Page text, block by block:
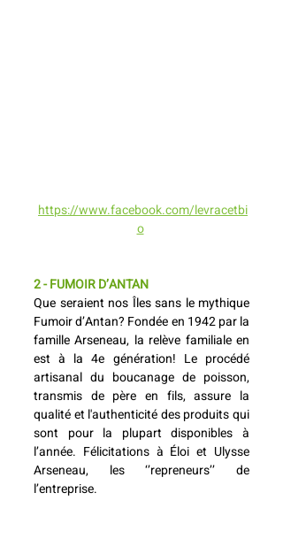
https://www.facebook.com/levracetbi
o
2 - FUMOIR D’ANTAN
Que seraient nos Îles sans le mythique
Fumoir d’Antan? Fondée en 1942 par la
famille Arseneau, la relève familiale en
est à la 4e génération! Le procédé
artisanal du boucanage de poisson,
transmis de père en fils, assure la
qualité et l'authenticité des produits qui
sont pour la plupart disponibles à
l’année. Félicitations à Éloi et Ulysse
Arseneau, les ‘’repreneurs’’ de
l’entreprise.